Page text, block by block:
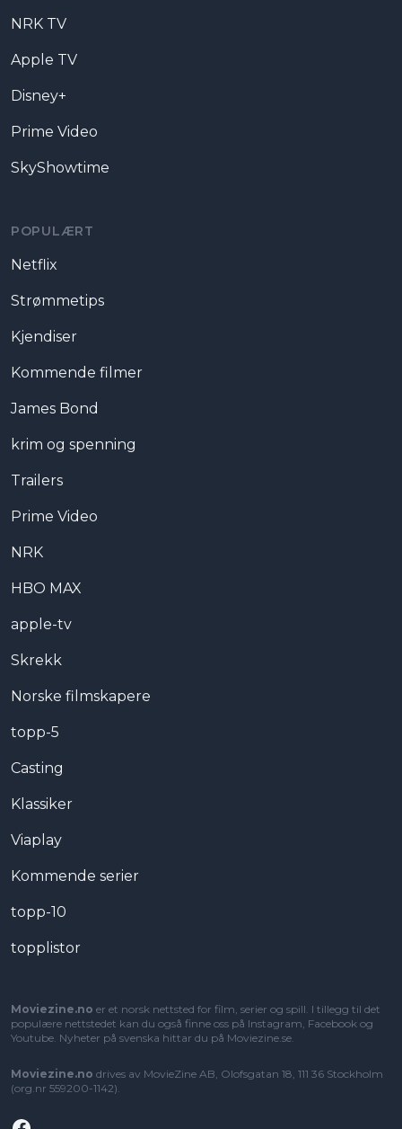
NRK TV
Apple TV
Disney+
Prime Video
SkyShowtime
POPULÆRT
Netflix
Strømmetips
Kjendiser
Kommende filmer
James Bond
krim og spenning
Trailers
Prime Video
NRK
HBO MAX
apple-tv
Skrekk
Norske filmskapere
topp-5
Casting
Klassiker
Viaplay
Kommende serier
topp-10
topplistor
Moviezine.no er et norsk nettsted for film, serier og spill. I tillegg til det
populære nettstedet kan du også finne oss på Instagram, Facebook og
Youtube. Nyheter på svenska hittar du på Moviezine.se
Moviezine.no drives av MovieZine AB, Olofsgatan 18, 111 36 Stockholm
(org.nr 559200-1142).